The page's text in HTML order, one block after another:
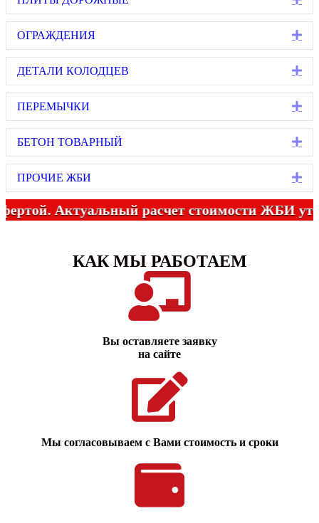
ОГРАЖДЕНИЯ
ДЕТАЛИ КОЛОДЦЕВ
ПЕРЕМЫЧКИ
БЕТОН ТОВАРНЫЙ
ПРОЧИЕ ЖБИ
офертой. Актуальный расчет стоимости
КАК МЫ РАБОТАЕМ
Вы оставляете заявку
на сайте
Мы согласовываем с Вами стоимость и сроки